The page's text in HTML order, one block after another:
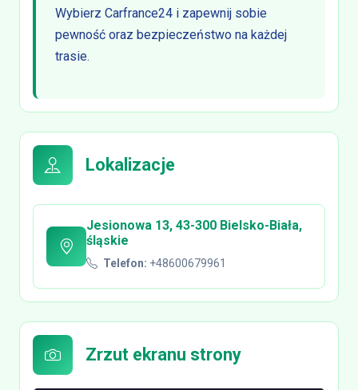
Wybierz Carfrance24 i zapewnij sobie
pewność oraz bezpieczeństwo na każdej
trasie.
Lokalizacje
Jesionowa 13, 43-300 Bielsko-Biała,
śląskie
Telefon: +48600679961
Zrzut ekranu strony